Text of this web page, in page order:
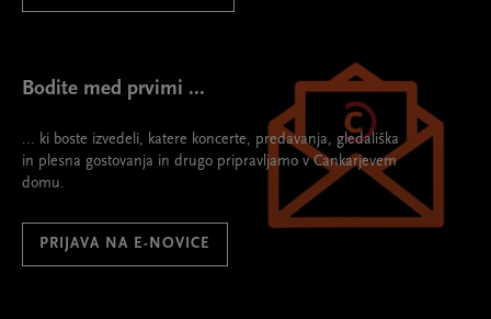
Bodite med prvimi ...
... ki boste izvedeli, katere koncerte, predavanja, gledališka
in plesna gostovanja in drugo pripravljamo v Cankarjevem
domu.
PRIJAVA NA E-NOVICE